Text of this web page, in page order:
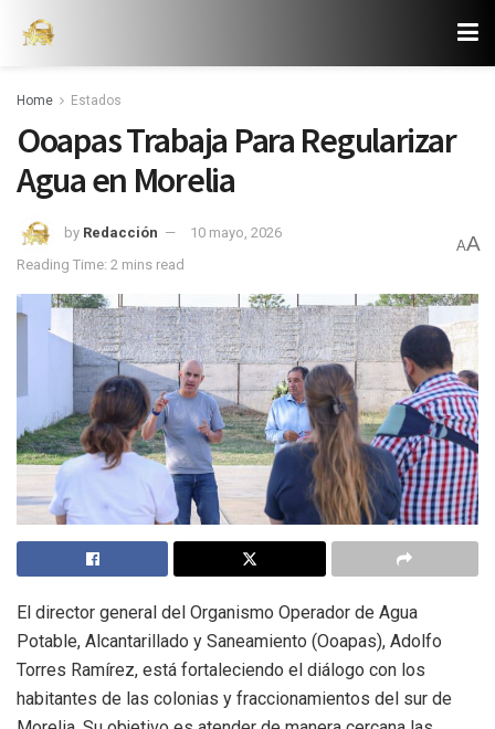
Home Estados
Ooapas Trabaja Para Regularizar
Agua en Morelia
by Redacción
10 mayo, 2026
Reading Time: 2 mins read
AA
El director general del Organismo Operador de Agua
Potable, Alcantarillado y Saneamiento (Ooapas), Adolfo
Torres Ramírez, está fortaleciendo el diálogo con los
habitantes de las colonias y fraccionamientos del sur de